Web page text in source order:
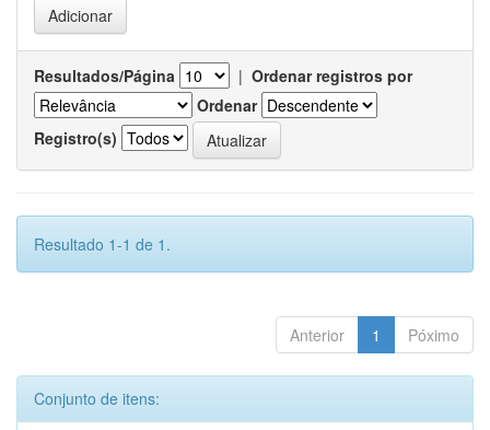
Resultados/Página | Ordenar registros por
Ordenar
Registro(s)
Resultado 1-1 de 1.
Anterior 1 Póximo
Conjunto de itens: